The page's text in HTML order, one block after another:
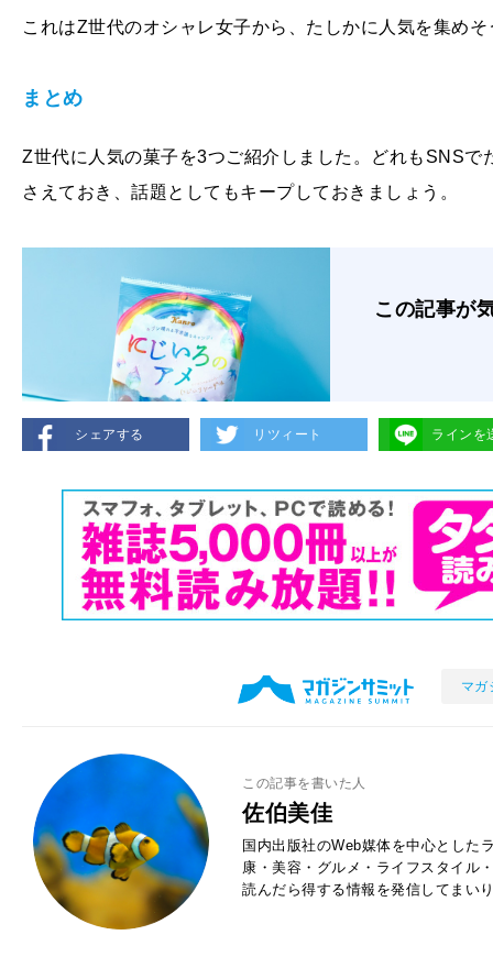
これはZ世代のオシャレ女子から、たしかに人気を集め
まとめ
Z世代に人気の菓子を3つご紹介しました。どれもSNS
さえておき、話題としてもキープしておきましょう。
この記事が
シェアする リツィート ラインを
マガ
この記事を書いた人
佐伯美佳
国内出版社のWeb媒体を中心とした
康・美容・グルメ・ライフスタイル
読んだら得する情報を発信してまい